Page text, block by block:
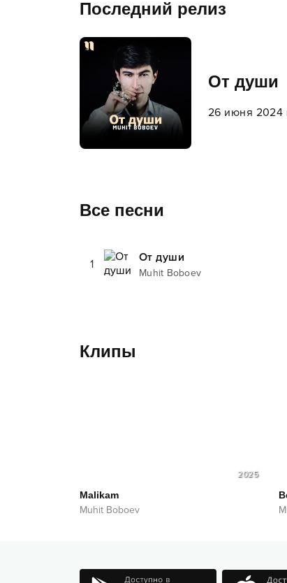
Последний релиз
От души
26 июня 2024
Все песни
1 От души
Muhit Boboev
Клипы
2025
Malikam
Muhit Boboev